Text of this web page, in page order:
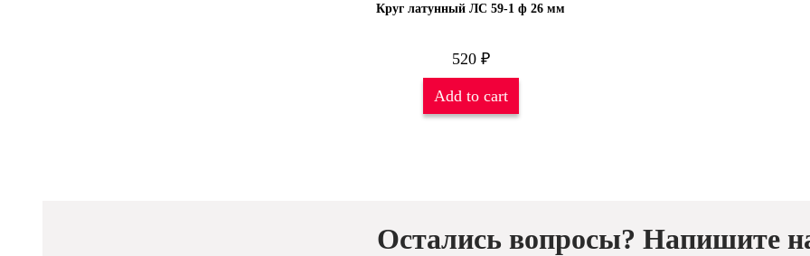
Круг латунный ЛС 59-1 ф 26 мм
520 ₽
Add to cart
Остались вопросы? Напишите